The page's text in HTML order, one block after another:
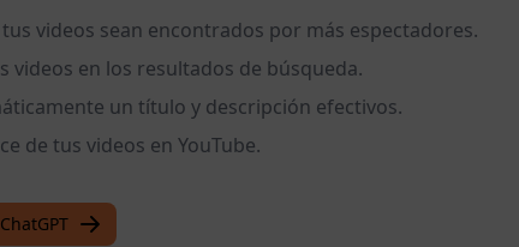
videos sean encontrados por más espectadores.
videos en los resultados de búsqueda.
un título y descripción efectivos.
de tus videos en YouTube.